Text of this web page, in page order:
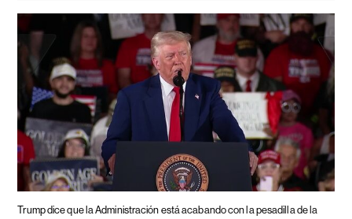
Trump dice que la Administración está acabando con la pesadilla de la